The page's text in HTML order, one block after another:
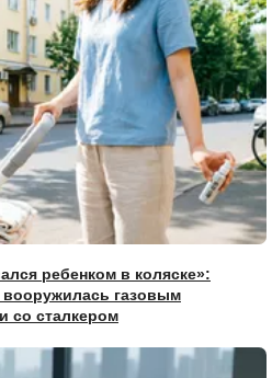
ребенком в коляске»:
газовым
со сталкером